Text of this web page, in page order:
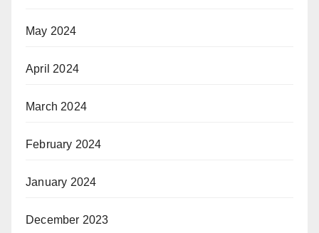
May 2024
April 2024
March 2024
February 2024
January 2024
December 2023